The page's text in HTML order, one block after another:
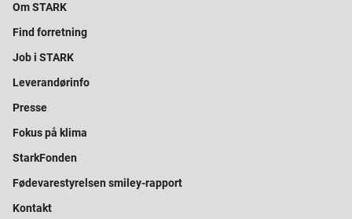
Om STARK
Find forretning
Job i STARK
Leverandørinfo
Presse
Fokus på klima
StarkFonden
Fødevarestyrelsen smiley-rapport
Kontakt